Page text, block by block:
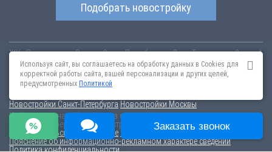
Подобрать новостройку
ЖК «Петроградец»РоссияСанкт-Петербургул. Льва Толстого, д. 8, лит. А
petrogradec.novopoisk.spb.ruКупить квартиру в новом жилом
комплексе «Петроградец» от «Строй-Импульс» в Петроградском районе
(СПБ). Квартиры различных планировок от 6.85 млн рублей!
Новостройки Санкт-Петербурга Новостройки Москвы
Информация на сайте взята из открытых источников, не является
публичной офертой и распространяется для ознакомления.
Пользовательское соглашение
Соглашение о размещении
Пояснение об информационно-рекламном характере сведений
Политика конфиденциальности
Используя сайт, вы соглашаетесь на обработку данных в Cookies для
корректной работы сайта, вашей персонализации и других целей,
предусмотренных Политикой
Заказать звонок